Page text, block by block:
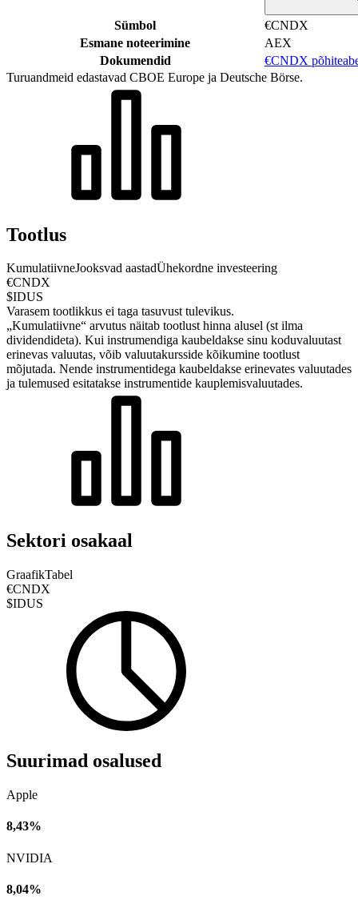
Sümbol
€CNDX
Esmane noteerimine
AEX
Dokumendid
€CNDX
Turuandmeid edastavad CBOE Europe ja Deutsche Börse.
Tootlus
KumulatiivneJooksvad aastadÜhekordne investeering
€CNDX
$IDUS
Varasem tootlikkus ei taga tasuvust tulevikus.
„Kumulatiivne“ arvutus näitab tootlust hinna alusel (st ilma
dividendideta). Kui instrumendiga kaubeldakse sinu koduvaluutast
erinevas valuutas, võib valuutakursside kõikumine tootlust
mõjutada. Nende instrumentidega kaubeldakse erinevates valuutades
ja tulemused esitatakse instrumentide kauplemisvaluutades.
Sektori osakaal
GraafikTabel
€CNDX
$IDUS
Suurimad osalused
Apple
8,43%
NVIDIA
8,04%